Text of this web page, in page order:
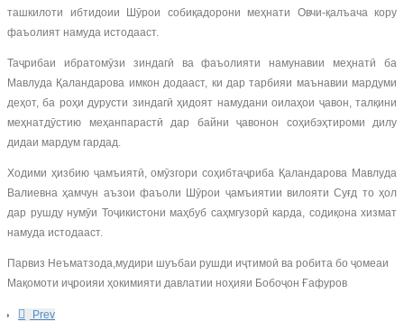
ташкилоти ибтидоии Шӯрои собиқадорони меҳнати Овчи-қалъача кору
фаъолият намуда истодааст.
Таҷрибаи ибратомӯзи зиндагӣ ва фаъолияти намунавии меҳнатӣ ба
Мавлуда Қаландарова имкон додааст, ки дар тарбияи маънавии мардуми
деҳот, ба роҳи дурусти зиндагӣ ҳидоят намудани оилаҳои ҷавон, талқини
меҳнатдӯстию меҳанпарастӣ дар байни ҷавонон соҳибэҳтироми дилу
дидаи мардум гардад.
Ходими ҳизбию ҷамъиятӣ, омӯзгори соҳибтаҷриба Қаландарова Мавлуда
Валиевна ҳамчун аъзои фаъоли Шӯрои ҷамъиятии вилояти Суғд то ҳол
дар рушду нумӯи Тоҷикистони маҳбуб саҳмгузорӣ карда, содиқона хизмат
намуда истодааст.
Парвиз Неъматзода,мудири шуъбаи рушди иҷтимоӣ ва робита бо ҷомеаи
Мақомоти иҷроияи ҳокимияти давлатии ноҳияи Бобоҷон Ғафуров
Prev